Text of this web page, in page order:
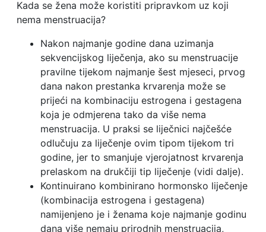
Kada se žena može koristiti pripravkom uz koji
nema menstruacija?
Nakon najmanje godine dana uzimanja
sekvencijskog liječenja, ako su menstruacije
pravilne tijekom najmanje šest mjeseci, prvog
dana nakon prestanka krvarenja može se
prijeći na kombinaciju estrogena i gestagena
koja je odmjerena tako da više nema
menstruacija. U praksi se liječnici najčešće
odlučuju za liječenje ovim tipom tijekom tri
godine, jer to smanjuje vjerojatnost krvarenja
prelaskom na drukčiji tip liječenje (vidi dalje).
Kontinuirano kombinirano hormonsko liječenje
(kombinacija estrogena i gestagena)
namijenjeno je i ženama koje najmanje godinu
dana više nemaju prirodnih menstruacija,